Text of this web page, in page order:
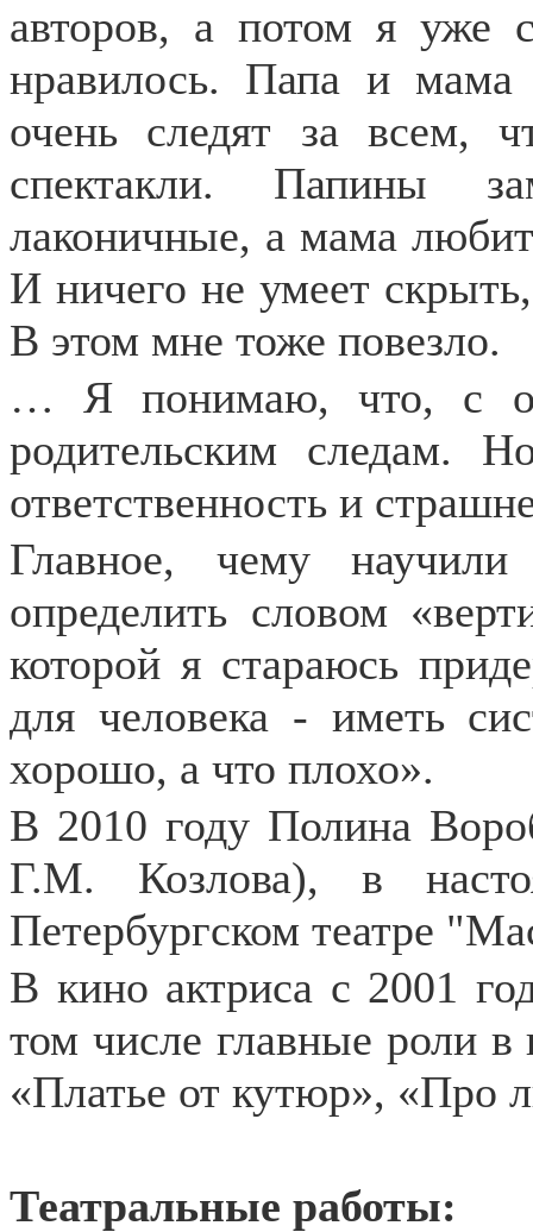
авторов, а потом я уже
нравилось. Папа и
очень следят за всем,
спектакли. Папины
лаконичные, а мама любит
И ничего не умеет
В этом мне тоже повезло.
… Я понимаю, что, с
родительским следам.
ответственность и
Главное, чему
определить словом
которой я стараюсь
для человека - иметь
хорошо, а что плохо».
В 2010 году Полина
Г.М. Козлова), в
Петербургском театре
В кино актриса с 2001
том числе главные роли
«Платье от кутюр», «Про
Театральные работы: